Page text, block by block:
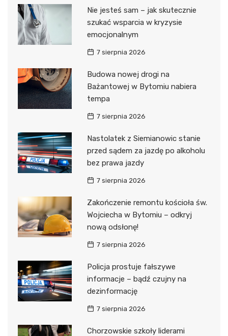
Nie jesteś sam – jak skutecznie
szukać wsparcia w kryzysie
emocjonalnym
7 sierpnia 2026
Budowa nowej drogi na
Bażantowej w Bytomiu nabiera
tempa
7 sierpnia 2026
Nastolatek z Siemianowic stanie
przed sądem za jazdę po alkoholu
bez prawa jazdy
7 sierpnia 2026
Zakończenie remontu kościoła św.
Wojciecha w Bytomiu – odkryj
nową odsłonę!
7 sierpnia 2026
Policja prostuje fałszywe
informacje – bądź czujny na
dezinformację
7 sierpnia 2026
Chorzowskie szkoły liderami